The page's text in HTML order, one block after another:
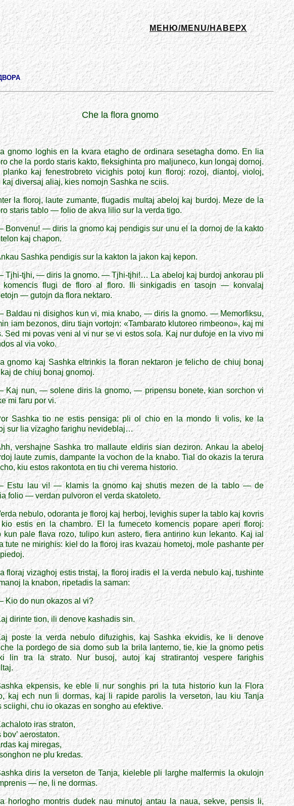
МЕНЮ/MENU/НАВЕРХ
Che la flora gnomo
gnomo loghis en la kvara etagho de ordinara sesetagha domo. En lia
che la pordo staris kakto, fleksighinta pro maljuneco, kun longaj dornoj.
kaj fenestrobreto vicighis potoj kun floroj: rozoj, diantoj, violoj,
kaj diversaj aliaj, kies nomojn Sashka ne sciis.
la floroj, laute zumante, flugadis multaj abeloj kaj burdoj. Meze de la
staris tablo — folio de akva lilio sur la verda tigo.
Bonvenu! — diris la gnomo kaj pendigis sur unu el la dornoj de la kakto
kaj chapon.
Sashka pendigis sur la kakton la jakon kaj kepon.
Tjhi-tjhi, — diris la gnomo. — Tjhi-tjhi!… La abeloj kaj burdoj ankorau pli
komencis flugi de floro al floro.Ilisinkigadis en tasojn — konvalaj
— gutojn da flora nektaro.
Baldau ni disighos kun vi, mia knabo, — diris la gnomo. — Memorfiksu,
iam bezonos, diru tiajn vortojn: «Tambarato klutoreo rimbeono», kaj mi
Sed mi povas veni al vi nur se vi estos sola. Kaj nur dufoje en la vivo mi
al via voko.
gnomo kaj Sashka eltrinkis la floran nektaron je felicho de chiuj bonaj
de chiuj bonaj gnomoj.
Kaj nun, — solene diris la gnomo, — pripensu bonete, kian sorchon vi
mi faru por vi.
Sashka tio ne estis pensiga: pli ol chio en la mondo li volis, ke la
sur lia vizagho farighu nevideblaj…
vershajne Sashka tro mallaute eldiris sian deziron. Ankau la abeloj
laute zumis, dampante la vochon de la knabo. Tial do okazis la terura
kiu estos rakontota en tiu chi verema historio.
Estu lau vi! — klamis la gnomo kaj shutis mezen de la tablo — de
folio — verdan pulvoron el verda skatoleto.
nebulo, odoranta je floroj kaj herboj, levighis super la tablo kaj kovris
estis en la chambro. El la fumeceto komencis popare aperi floroj:
kun pale flava rozo, tulipo kun astero, fiera antirino kun lekanto. Kaj ial
tute ne mirighis: kieldo la floroj iras kvazau hometoj, mole pashante per
floraj vizaghoj estis tristaj, la floroj iradis el la verda nebulo kaj, tushinte
la knabon, ripetadis la saman:
Kio do nun okazos al vi?
dirinte tion, ili denove kashadis sin.
poste la verda nebulo difuzighis, kaj Sashka ekvidis, ke li denove
la pordego de sia domo sub la brila lanterno, tie, kie la gnomo petis
lin tra la strato. Nur busoj, autoj kaj stratirantoj vespere farighis
ekpensis, ke eble li nur songhis pri la tuta historio kunla Flora
, kaj ech nun li dormas, kaj li rapide parolis la verseton, lau kiu Tanja
sciighi, chu io okazas en songho au efektive.
iras straton,
aerostaton.
kaj miregas,
ne plu kredas.
diris la verseton de Tanja,kieleble pli larghe malfermis la okulojn
— ne, li ne dormas.
horlogho montris dudek nau minutoj antau la naua, sekve, pensis li,